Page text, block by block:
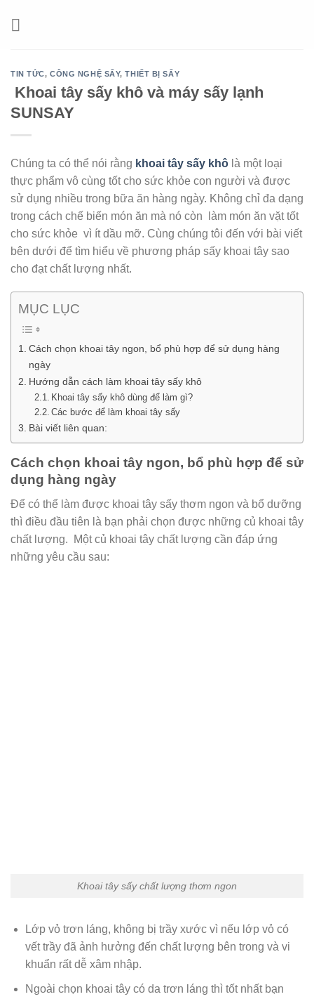
TIN TỨC,CÔNG NGHỆ SẤY,THIẾT BỊ SẤY
Khoai tây sấy khô và máy sấy lạnh
SUNSAY
Chúng ta có thể nói rằng khoai tây sấy khô là một loại
thực phẩm vô cùng tốt cho sức khỏe con người và được
sử dụng nhiều trong bữa ăn hàng ngày. Không chỉ đa dạng
trong cách chế biến món ăn mà nó còn làm món ăn vặt tốt
cho sức khỏe vì ít dầu mỡ. Cùng chúng tôi đến với bài viết
bên dưới để tìm hiểu về phương pháp sấy khoai tây sao
cho đạt chất lượng nhất.
MỤC LỤC
Cách chọn khoai tây ngon, bổ phù hợp để sử dụng hàng
ngày
Hướng dẫn cách làm khoai tây sấy khô
Khoai tây sấy khô dùng để làm gì?
Các bước để làm khoai tây sấy
Bài viết liên quan:
Cách chọn khoai tây ngon, bổ phù hợp để sử
dụng hàng ngày
Để có thể làm được khoai tây sấy thơm ngon và bổ dưỡng
thì điều đầu tiên là bạn phải chọn được những củ khoai tây
chất lượng. Một củ khoai tây chất lượng cần đáp ứng
những yêu cầu sau:
Khoai tây sấy chất lượng thơm ngon
Lớp vỏ trơn láng, không bị trầy xước vì nếu lớp vỏ có
vết trầy đã ảnh hưởng đến chất lượng bên trong và vi
khuẩn rất dễ xâm nhập.
Ngoài chọn khoai tây có da trơn láng thì tốt nhất bạn